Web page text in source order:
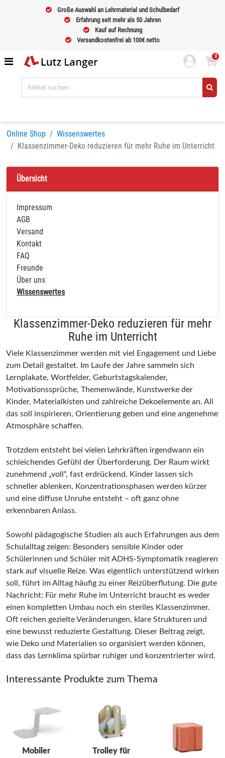
Große Auswahl an Lehrmaterial und Schulbedarf
Erfahrung seit mehr als 50 Jahren
Kauf auf Rechnung
Versandkostenfrei ab 100€ netto
0
Online Shop
Wissenswertes
Klassenzimmer-Deko reduzieren für mehr Ruhe im Unterricht
Übersicht
Impressum
AGB
Versand
Kontakt
FAQ
Freunde
Über uns
Wissenswertes
Klassenzimmer-Deko reduzieren für mehr
Ruhe im Unterricht
Viele Klassenzimmer werden mit viel Engagement und Liebe
zum Detail gestaltet. Im Laufe der Jahre sammeln sich
Lernplakate, Wortfelder, Geburtstagskalender,
Motivationssprüche, Themenwände, Kunstwerke der
Kinder, Materialkisten und zahlreiche Dekoelemente an. All
das soll inspirieren, Orientierung geben und eine angenehme
Atmosphäre schaffen.
Trotzdem entsteht bei vielen Lehrkräften irgendwann ein
schleichendes Gefühl der Überforderung. Der Raum wirkt
zunehmend „voll“, fast erdrückend. Kinder lassen sich
schneller ablenken, Konzentrationsphasen werden kürzer
und eine diffuse Unruhe entsteht – oft ganz ohne
erkennbaren Anlass.
Sowohl pädagogische Studien als auch Erfahrungen aus dem
Schulalltag zeigen: Besonders sensible Kinder oder
Schülerinnen und Schüler mit ADHS-Symptomatik reagieren
stark auf visuelle Reize. Was eigentlich unterstützend wirken
soll, führt im Alltag häufig zu einer Reizüberflutung. Die gute
Nachricht: Für mehr Ruhe im Unterricht braucht es weder
einen kompletten Umbau noch ein steriles Klassenzimmer.
Oft reichen gezielte Veränderungen, klare Strukturen und
eine bewusst reduzierte Gestaltung. Dieser Beitrag zeigt,
wie Deko und Materialien so organisiert werden können,
dass das Lernklima spürbar ruhiger und konzentrierter wird.
Interessante Produkte zum Thema
Mobiler
Trolley für